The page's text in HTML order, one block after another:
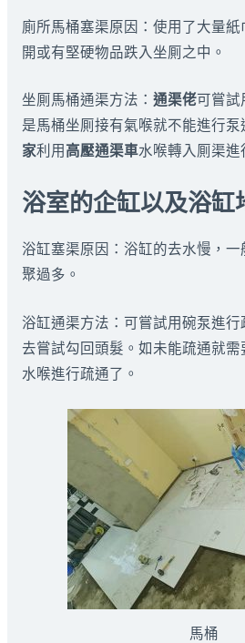
廁所馬桶塞渠原因：使用了大量
開或有堅硬物品跌入坐厠之中。
坐厠馬桶通渠方法： 通渠佬可嘗試
是馬桶坐厠接有氣喉就不能進行
家利用 高壓通渠車水喉轉入厠渠進
浴室的企缸以及浴缸
浴缸塞渠原因：浴缸的去水慢，
聚過多。
浴缸通渠方法：可嘗試用碗泵進
去嘗試勾回頭髮。如未能疏通就
水喉進行疏通了。
馬桶